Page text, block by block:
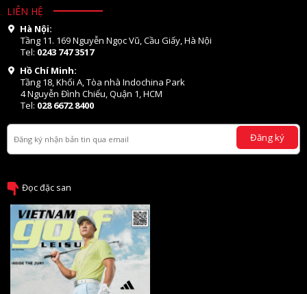
LIÊN HỆ
Hà Nội:
Tầng 11. 169 Nguyễn Ngọc Vũ, Cầu Giấy, Hà Nội
Tel: 0243 747 3517
Hồ Chí Minh:
Tầng 18, Khối A, Tòa nhà Indochina Park
4 Nguyễn Đình Chiểu, Quận 1, HCM
Tel: 028 6672 8400
Đăng ký
Đọc đặc san